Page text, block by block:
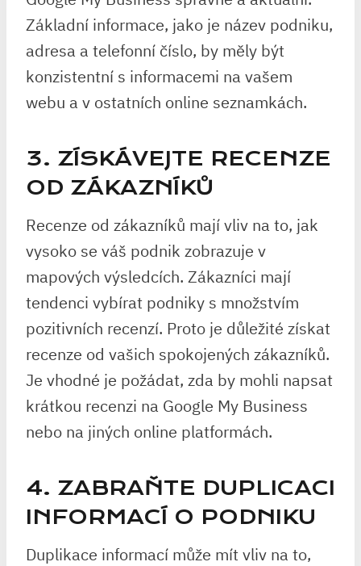
Základní informace, jako je název podniku,
adresa a telefonní číslo, by měly být
konzistentní s informacemi na vašem
webu a v ostatních online seznamkách.
3. ZÍSKÁVEJTE RECENZE
OD ZÁKAZNÍKŮ
Recenze od zákazníků mají vliv na to, jak
vysoko se váš podnik zobrazuje v
mapových výsledcích. Zákazníci mají
tendenci vybírat podniky s množstvím
pozitivních recenzí. Proto je důležité získat
recenze od vašich spokojených zákazníků.
Je vhodné je požádat, zda by mohli napsat
krátkou recenzi na Google My Business
nebo na jiných online platformách.
4. ZABRAŇTE DUPLICACI
INFORMACÍ O PODNIKU
Duplikace informací může mít vliv na to,